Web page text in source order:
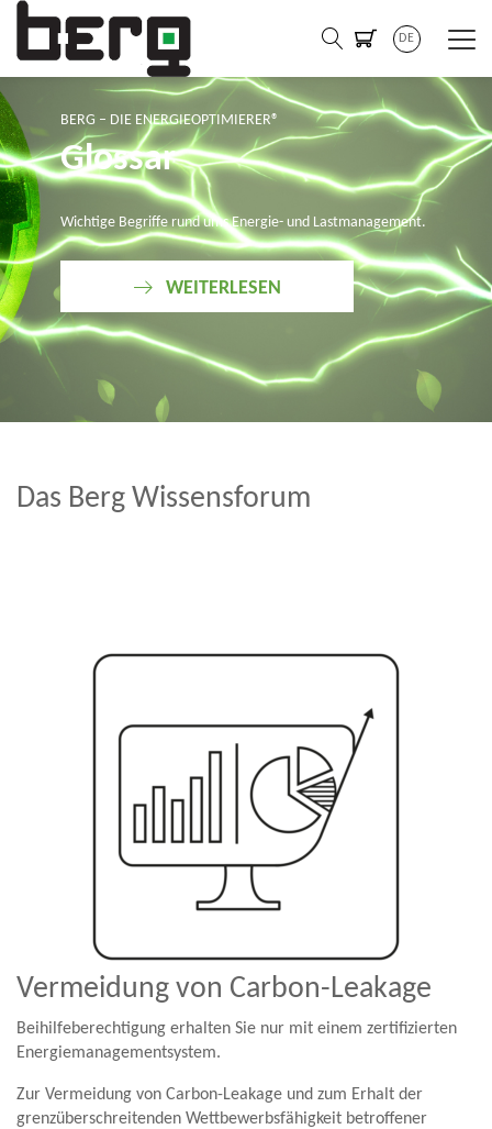
DE
BERG – DIE ENERGIEOPTIMIERER®
Glossar
Wichtige Begriffe rund ums Energie- und Lastmanagement.
WEITERLESEN
Das Berg Wissensforum
Vermeidung von Carbon-Leakage
Beihilfeberechtigung erhalten Sie nur mit einem zertifizierten
Energiemanagementsystem.
Zur Vermeidung von Carbon-Leakage und zum Erhalt der
grenzüberschreitenden Wettbewerbsfähigkeit betroffener